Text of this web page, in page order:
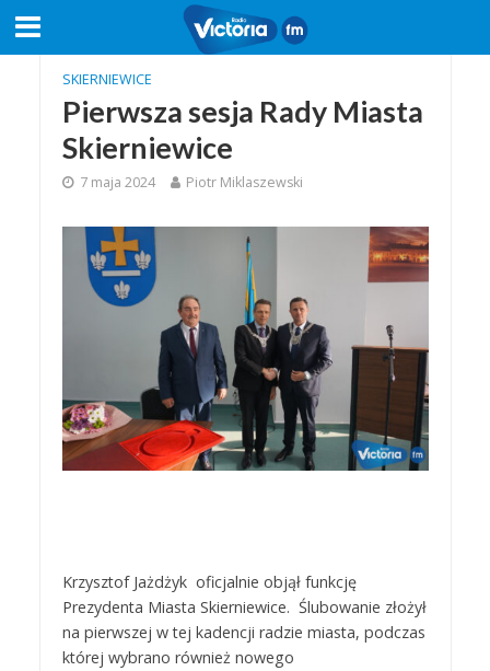
SKIERNIEWICE
Pierwsza sesja Rady Miasta
Skierniewice
7 maja 2024 Piotr Miklaszewski
Krzysztof Jażdżyk oficjalnie objął funkcję
Prezydenta Miasta Skierniewice. Ślubowanie złożył
na pierwszej w tej kadencji radzie miasta, podczas
której wybrano również nowego